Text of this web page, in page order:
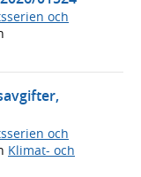
och
och
Klimat- och